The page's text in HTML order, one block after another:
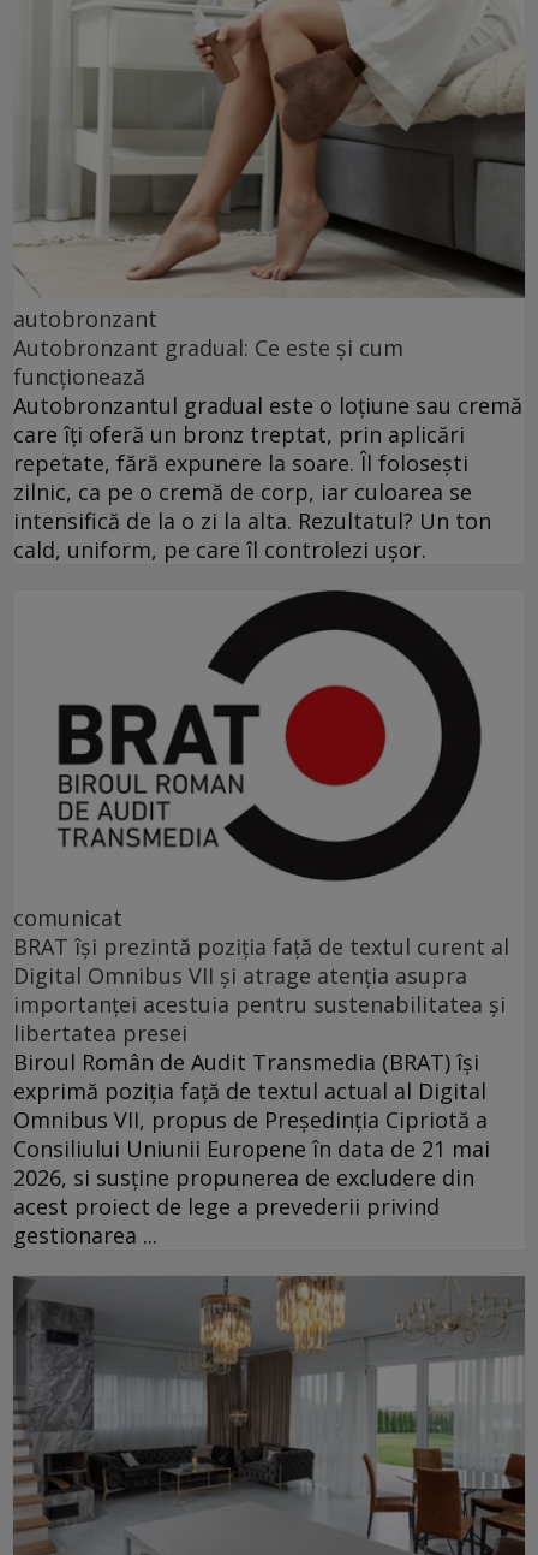
autobronzant
Autobronzant gradual: Ce este și cum
funcționează
Autobronzantul gradual este o loțiune sau cremă
care îți oferă un bronz treptat, prin aplicări
repetate, fără expunere la soare. Îl folosești
zilnic, ca pe o cremă de corp, iar culoarea se
intensifică de la o zi la alta. Rezultatul? Un ton
cald, uniform, pe care îl controlezi ușor.
comunicat
BRAT își prezintă poziția față de textul curent al
Digital Omnibus VII și atrage atenția asupra
importanței acestuia pentru sustenabilitatea și
libertatea presei
Biroul Român de Audit Transmedia (BRAT) își
exprimă poziția față de textul actual al Digital
Omnibus VII, propus de Președinția Cipriotă a
Consiliului Uniunii Europene în data de 21 mai
2026, si susține propunerea de excludere din
acest proiect de lege a prevederii privind
gestionarea ...